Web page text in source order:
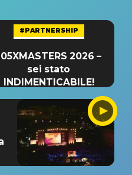
#PARTNERSHIP
2026 –
sei stato
INDIMENTICABILE!